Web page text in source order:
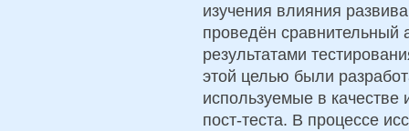
изучения влияния
проведён сравнительный
результатами
этой целью были
используемые в качестве
пост-теста. В процессе